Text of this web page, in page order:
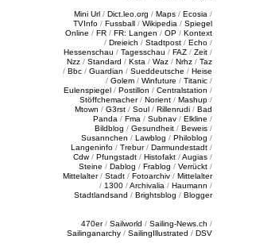
Mini Url / Dict.leo.org / Maps / Ecosia /
TVInfo / Fussball / Wikipedia / Spiegel
Online / FR / FR: Langen / OP / Kontext
/ Dreieich / Stadtpost / Echo /
Hessenschau / Tagesschau / FAZ / Zeit /
Nzz / Standard / Ksta / Waz / Nrhz / Taz
/ Bbc / Guardian / Sueddeutsche / Heise
/ Golem / Winfuture / Titanic /
Eulenspiegel / Postillon / Centralstation /
Stöffchemacher/ Norient / Mashup /
Mtown / G3rst / Soul / Rillenrudi / Bad
Panda / Fma / Subnav / Elkline /
Bildblog / Gesundheit / Beweis /
Susannchen / Lawblog / Philoblog /
Langeninfo / Trebur/ Darmundestadt /
Cdw/ Pfungstadt / Histofakt /Augias /
Steine / Dablog / Frablog / Verrückt /
Mittelalter/ Stadt / Fotoarchiv / Mittelalter
/ 1300 /Archivalia / Haumann /
Stadtlandsand / Brightsblog / Blogger
470er/ Sailworld / Sailing-News.ch /
Sailinganarchy / SailingIllustrated / DSV